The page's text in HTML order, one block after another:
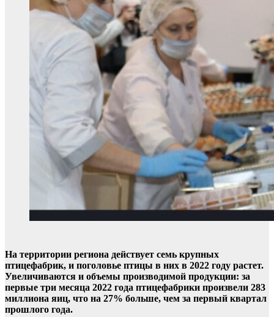
На территории региона действует семь крупных
птицефабрик, и поголовье птицы в них в 2022 году растет.
Увеличиваются и объемы производимой продукции: за
первые три месяца 2022 года птицефабрики произвели 283
миллиона яиц, что на 27% больше, чем за первый квартал
прошлого года.